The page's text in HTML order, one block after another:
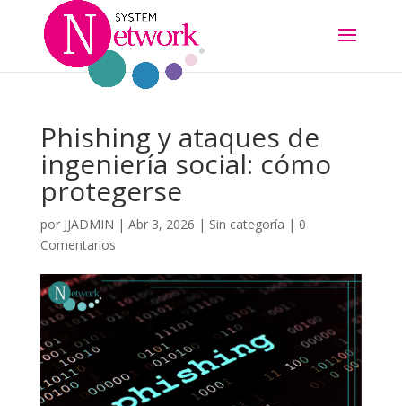
Phishing y ataques de
ingeniería social: cómo
protegerse
por JJADMIN | Abr 3, 2026 | Sin categoría | 0
Comentarios